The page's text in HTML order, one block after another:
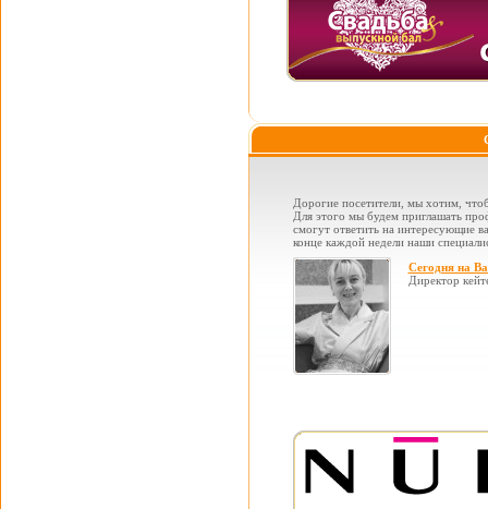
Дорогие посетители, мы хотим,
Для этого мы будем приглашать
смогут ответить на интересующие
конце каждой недели наши
Сегодня на
Директор